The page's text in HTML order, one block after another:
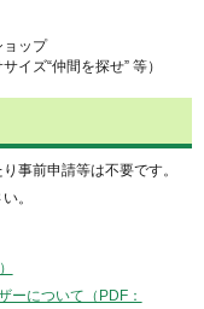
ョップ
イズ“仲間を探せ” 等）
事前申請等は不要です。
。
ーについて（PDF：